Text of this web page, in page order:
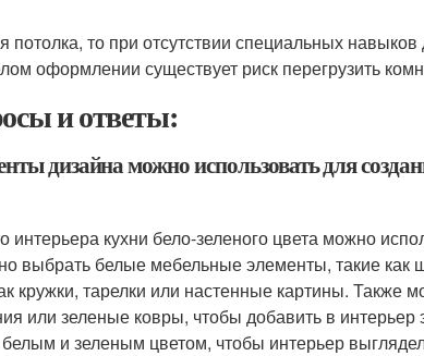
то при отсутствии специальных
оформлении существует риск перегрузить
и ответы:
дизайна можно использовать для
интерьера кухни бело-зеленого цвета можно
выбрать белые мебельные элементы, такие как
кружки, тарелки или настенные картины. Также
или зеленые ковры, чтобы добавить в
и зеленым цветом, чтобы интерьер